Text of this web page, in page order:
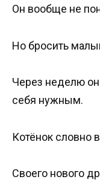
Он вообще не
Но бросить
Через неделю
себя нужным.
Котёнок словно
Своего нового